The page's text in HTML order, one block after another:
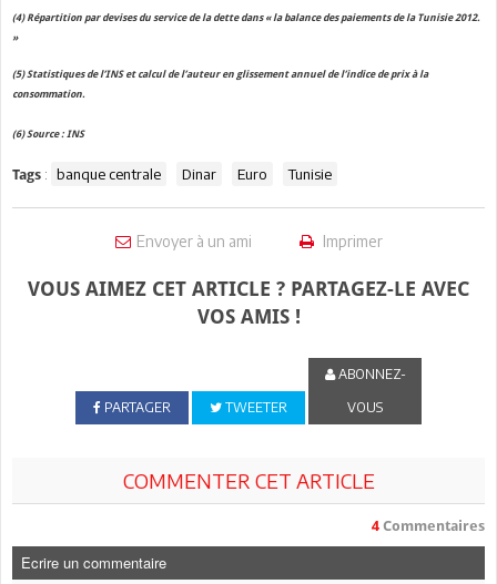
(4) Répartition par devises du service de la dette dans « la balance des paiements de la Tunisie 2012.
»
(5) Statistiques de l’INS et calcul de l’auteur en glissement annuel de l’indice de prix à la
consommation.
(6) Source : INS
Tags : banque centrale Dinar Euro Tunisie
Envoyer à un ami Imprimer
VOUS AIMEZ CET ARTICLE ? PARTAGEZ-LE AVEC
VOS AMIS !
PARTAGER TWEETER
ABONNEZ-
VOUS
COMMENTER CET ARTICLE
4 Commentaires
Ecrire un commentaire